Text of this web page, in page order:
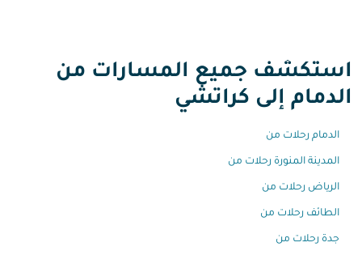
استكشف جميع المسارات من
الدمام إلى كراتشي
الدمام رحلات من
المدينة المنورة رحلات من
الرياض رحلات من
الطائف رحلات من
جدة رحلات من